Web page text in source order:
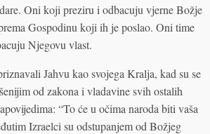
Oni koji preziru i odbacuju vjerne Božje
Gospodinu koji ih je poslao. Oni time
Njegovu vlast.
Jahvu kao svojega Kralja, kad su se
od zakona i vladavine svih ostalih
“To će u očima naroda biti vaša
Izraelci su odstupanjem od Božjeg